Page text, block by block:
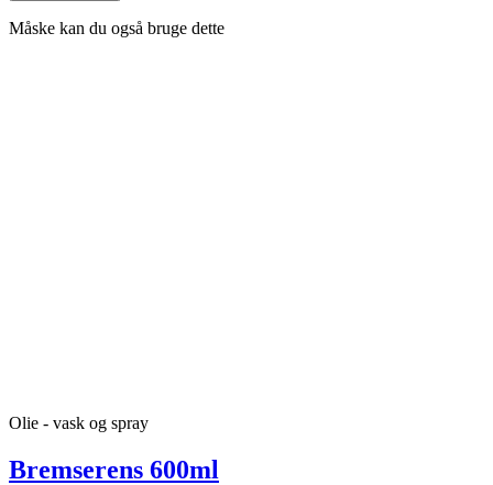
Måske kan du også bruge dette
Olie - vask og spray
Bremserens 600ml